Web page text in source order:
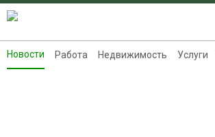
Новости
Новости Работа Недвижимость Услуги